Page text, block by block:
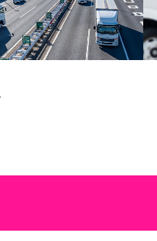
多様な運送ニーズに応え、